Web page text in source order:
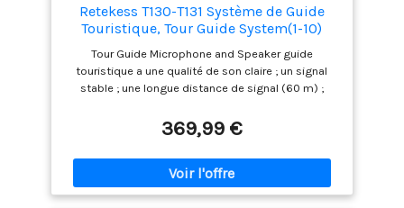
Retekess T130-T131 Système de Guide
Touristique, Tour Guide System(1-10)
Tour Guide Microphone and Speaker guide
touristique a une qualité de son claire ; un signal
stable ; une longue distance de signal (60 m) ;
éviter les interférences de signal lorsque plusieurs
systèmes sont dans un même endroit ; une
conception pratique; Tour Guide Microphone
volume réglable (10 niveaux) ; avec câble de
chargement USB et écouteur/microphone simple
369,99 €